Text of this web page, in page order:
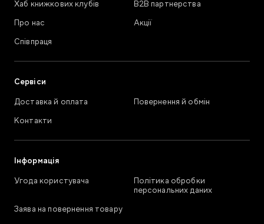
Хаб книжкових клубів
В2В партнерства
Про нас
Акції
Співпраця
Сервіси
Доставка й оплата
Повернення й обмін
Контакти
Інформація
Угода користувача
Політика обробки
персональних даних
Заява на повернення товару